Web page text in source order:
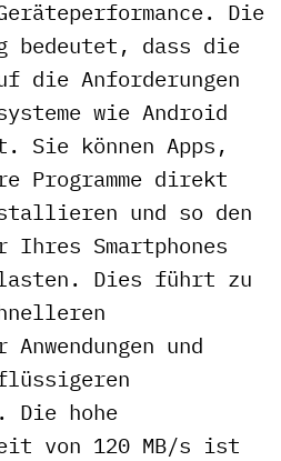
Die
bedeutet, dass die
die Anforderungen
wie Android
Sie können Apps,
Programme direkt
und so den
Ihres Smartphones
Dies führt zu
und
Die hohe
von 120 MB/s ist